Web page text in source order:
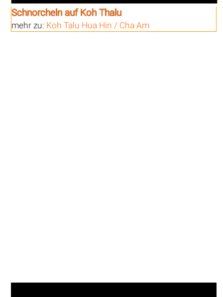
Schnorcheln auf Koh Thalu
mehr zu: Koh Talu Hua Hin / Cha Am